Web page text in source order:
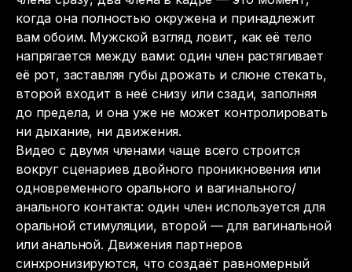
когда она полностью окружена и принадлежит
вам обоим. Мужской взгляд ловит, как её тело
напрягается между вами: один член растягивает
её рот, заставляя губы дрожать и слюне стекать,
второй входит в неё снизу или сзади, заполняя
до предела, и она уже не может контролировать
ни дыхание, ни движения.
Видео с двумя членами чаще всего строится
вокруг сценариев двойного проникновения или
одновременного орального и вагинального/
анального контакта: один член используется для
оральной стимуляции, второй — для вагинальной
или анальной. Движения партнеров
синхронизируются, что создаёт равномерный